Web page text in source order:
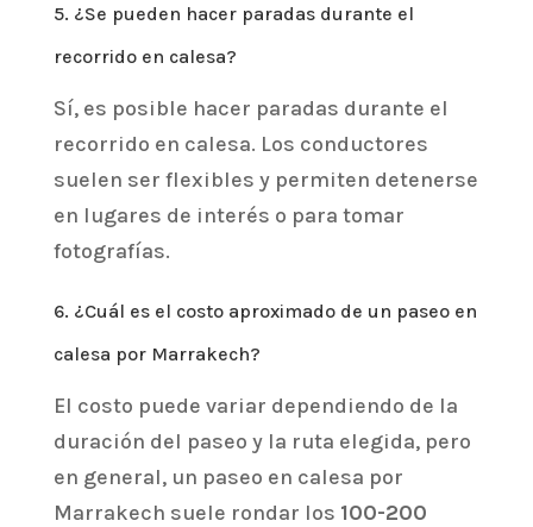
5. ¿Se pueden hacer paradas durante el
recorrido en calesa?
Sí, es posible hacer paradas durante el
recorrido en calesa. Los conductores
suelen ser flexibles y permiten detenerse
en lugares de interés o para tomar
fotografías.
6. ¿Cuál es el costo aproximado de un paseo en
calesa por Marrakech?
El costo puede variar dependiendo de la
duración del paseo y la ruta elegida, pero
en general, un paseo en calesa por
Marrakech suele rondar los 100-200